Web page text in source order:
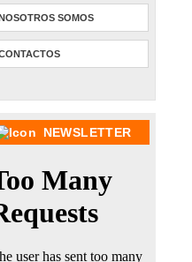
SOMOS
NEWSLETTER